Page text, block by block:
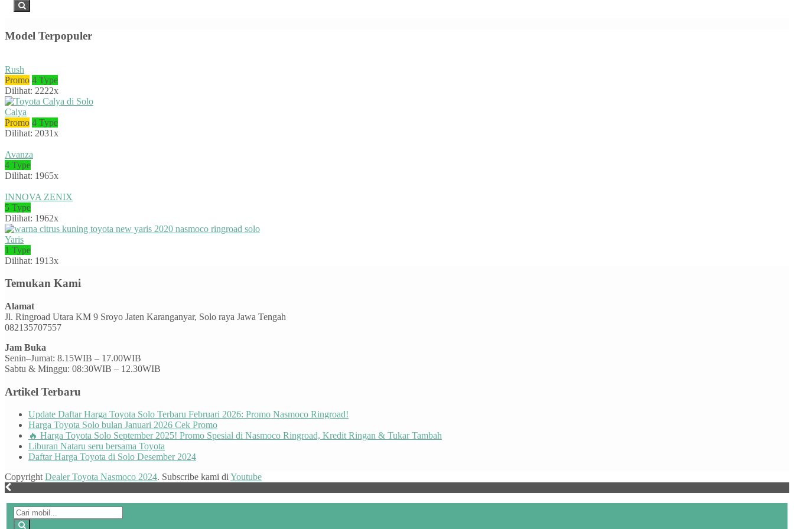
Model Terpopuler
Rush
Promo 4 Type
Dilihat: 2222x
Calya
Promo 4 Type
Dilihat: 2031x
Avanza
4 Type
Dilihat: 1965x
INNOVA ZENIX
5 Type
Dilihat: 1962x
Yaris
1 Type
Dilihat: 1913x
Temukan Kami
Alamat
Jl. Ringroad Utara KM 9 Sroyo Jaten Karanganyar, Solo raya Jawa Tengah
082135707557
Jam Buka
Senin–Jumat: 8.15WIB – 17.00WIB
Sabtu & Minggu: 08:30WIB – 12.30WIB
Artikel Terbaru
Update Daftar Harga Toyota Solo Terbaru Februari 2026: Promo Nasmoco Ringroad!
Harga Toyota Solo bulan Januari 2026 Cek Promo
🔥 Harga Toyota Solo September 2025! Promo Spesial di Nasmoco Ringroad, Kredit Ringan & Tukar Tambah
Liburan Nataru seru bersama Toyota
Daftar Harga Toyota di Solo Desember 2024
CopyrightDealer Toyota Nasmoco 2024. Subscribe kami diYoutube